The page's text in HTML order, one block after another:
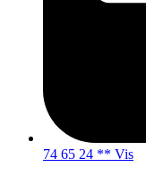
74 65 24 ** Vis